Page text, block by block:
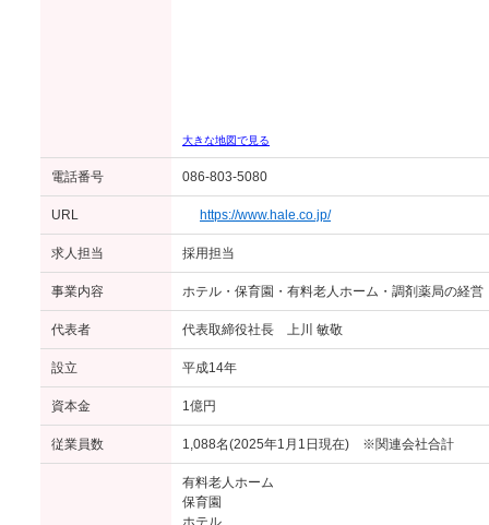
大きな地図で見る
電話番号 086-803-5080
URL https://www.hale.co.jp/
求人担当 採用担当
事業内容 ホテル・保育園・有料老人ホーム・調剤薬局の経営
代表者 代表取締役社長 上川 敏敬
設立 平成14年
資本金 1億円
従業員数 1,088名(2025年1月1日現在) ※関連会社合計
有料老人ホーム
保育園
ホテル